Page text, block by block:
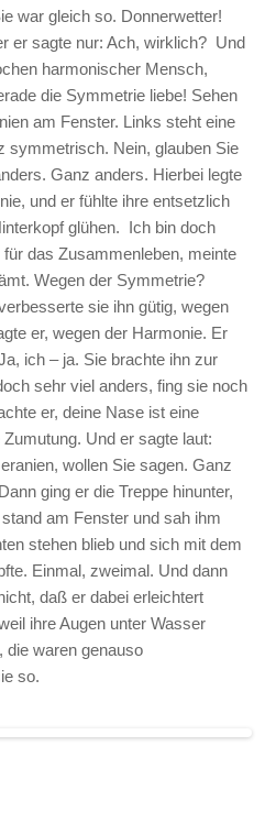
war gleich so. Donnerwetter!
er sagte nur: Ach, wirklich? Und
harmonischer Mensch,
die Symmetrie liebe! Sehen
am Fenster. Links steht eine
symmetrisch. Nein, glauben Sie
Ganz anders. Hierbei legte
und er fühlte ihre entsetzlich
glühen. Ich bin doch
das Zusammenleben, meinte
Wegen der Symmetrie?
sie ihn gütig, wegen
er, wegen der Harmonie. Er
ich – ja. Sie brachte ihn zur
sehr viel anders, fing sie noch
er, deine Nase ist eine
Und er sagte laut:
wollen Sie sagen. Ganz
ging er die Treppe hinunter,
am Fenster und sah ihm
stehen blieb und sich mit dem
Einmal, zweimal. Und dann
daß er dabei erleichtert
ihre Augen unter Wasser
die waren genauso
so.